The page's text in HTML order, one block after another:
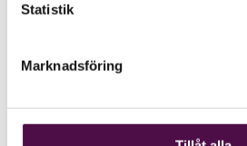
Statistik
Marknadsföring